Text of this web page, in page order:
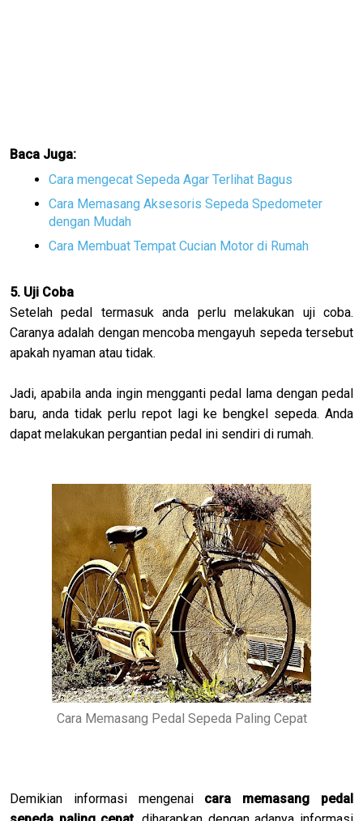
Baca Juga:
Cara mengecat Sepeda Agar Terlihat Bagus
Cara Memasang Aksesoris Sepeda Spedometer
dengan Mudah
Cara Membuat Tempat Cucian Motor di Rumah
5. Uji Coba
Setelah pedal termasuk anda perlu melakukan uji coba.
Caranya adalah dengan mencoba mengayuh sepeda tersebut
apakah nyaman atau tidak.
Jadi, apabila anda ingin mengganti pedal lama dengan pedal
baru, anda tidak perlu repot lagi ke bengkel sepeda. Anda
dapat melakukan pergantian pedal ini sendiri di rumah.
Cara Memasang Pedal Sepeda Paling Cepat
Demikian informasi mengenai cara memasang pedal